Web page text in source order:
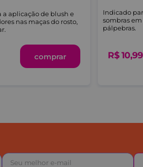
a aplicação de blush e
nas maças do rosto,
comprar
Indicado
sombras
pálpebras.
R$ 10,99